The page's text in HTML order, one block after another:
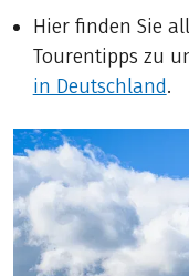
Hier finden Sie
Tourentipps zu
in Deutschland.